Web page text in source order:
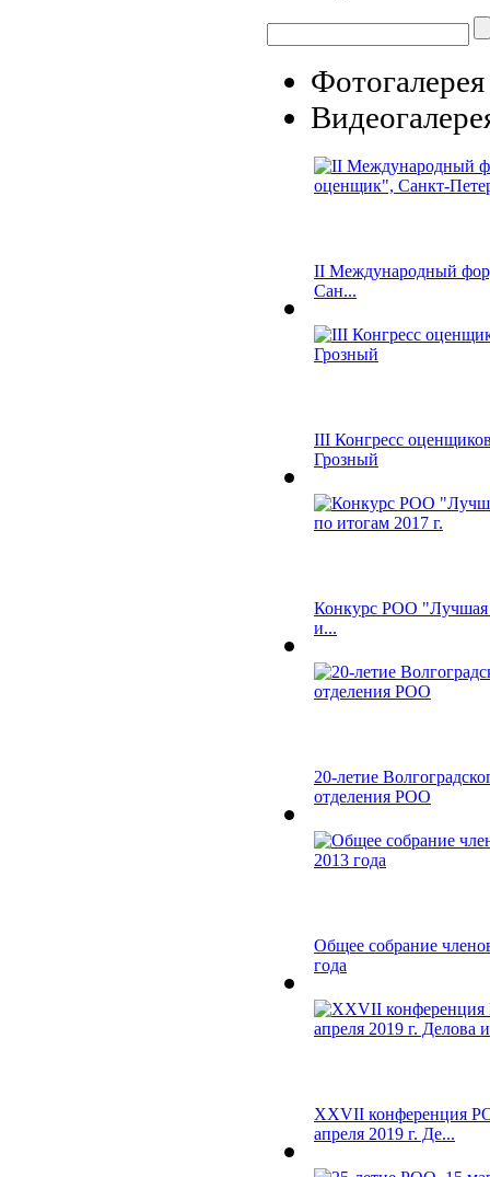
Фотогалерея
II Международный
Сан...
III Конгресс
Грозный
Конкурс РОО "Лучшая
и...
20-летие
отделения РОО
Общее собрание
года
XXVII конференция
апреля 2019 г. Де...